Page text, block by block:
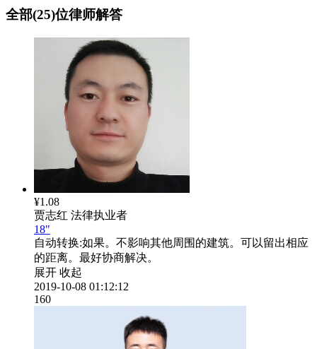
全部(25)位律师解答
¥1.08
贾志红 法律执业者
18"
自动转换:如果。不影响其他周围的建筑。可以留出相应
的距离。最好协商解决。
展开 收起
2019-10-08 01:12:12
160